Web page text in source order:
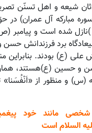
شیعه و اهل تسنّن
61 سوره مبارکه آل
شده است و پیامبر
برد فرزندانش
(ع) بودند. بنابراین
و حسین (ع)هستند،
(س) و منظور از
شخصی مانند خود
السلام است